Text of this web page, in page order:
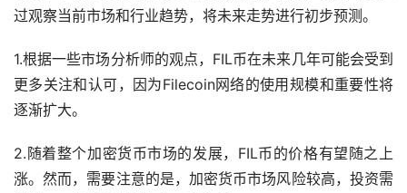
过观察当前市场和行业趋势，将未来走势进行初步预测。
1.根据一些市场分析师的观点，FIL币在未来几年可能会受到
更多关注和认可，因为Filecoin网络的使用规模和重要性将
逐渐扩大。
2.随着整个加密货币市场的发展，FIL币的价格有望随之上
涨。然而，需要注意的是，加密货币市场风险较高，投资需